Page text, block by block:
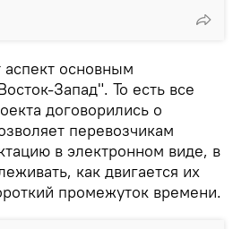
аспект основным
Запад". То есть все
договорились о
перевозчикам
в электронном виде, в
как двигается их
промежуток времени.